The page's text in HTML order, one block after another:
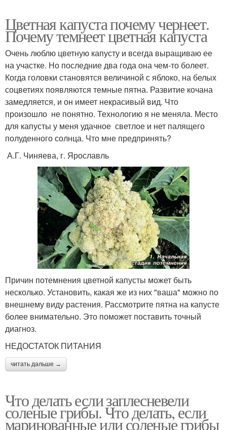
Цветная капуста почему чернеет.
Почему темнеет цветная капуста
Очень люблю цветную капусту и всегда выращиваю ее
на участке. Но последние два года она чем-­то болеет.
Когда головки становятся величиной с яблоко, на белых
соцветиях появляются темные пятна. Развитие кочана
замедляется, и он имеет некрасивый вид. Что
произошло ­ не понятно. Технологию я не меняла. Место
для капусты у меня удачное ­ светлое и нет палящего
полуденного солнца. Что мне предпринять?
А.Г. Чиняева, г. Ярославль
Причин потемнения цветной капусты может быть
несколько. Установить, какая же из них "ваша" можно по
внешнему виду растения. Рассмотрите пятна на капусте
более внимательно. Это поможет поставить точный
диагноз.
НЕДОСТАТОК ПИТАНИЯ
читать дальше →
Что делать если заплесневели
соленые грибы. Что делать, если
маринованные или соленые грибы